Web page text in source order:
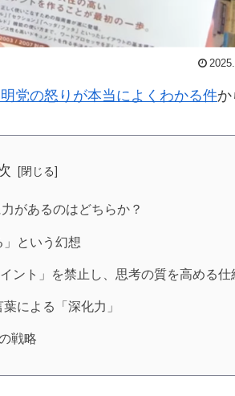
党の怒りが本当によくわかる件か
があるのはどちらか？
という幻想
ント」を禁止し、思考の質を高める仕
による「深化力」
戦略